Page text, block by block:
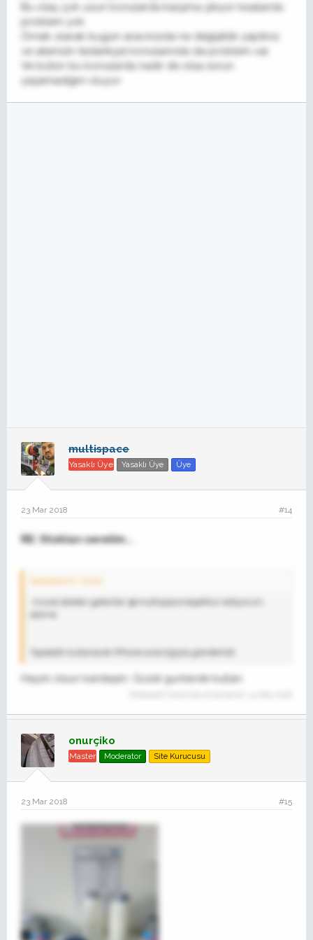
Bu olay çok uzun konularda karşıma çıkıyor kısalarda
problem yok
Örnek olarak bugün aracınızda ne değişiklik yaptınız
ve ailenizin tedarikçisi konularında da problem var
Ve bütün bu konularda nadir de olsa sorun
yaşamadığım oluyor
multispace
Yasaklı Üye Yasaklı Üye Üye
23 Mar 2018 #14
RE: Stokları serelim...
Geistreichz' Alıntı:
murat abiden gelenler @multispace teşekkür ediyorum
abime
Tapatalk kullanarak iPhone aracılığıyla gönderildi
Hayırlı olsun kardeşim. Güzel gunlerde kullan
onurçiko
Master Moderator Site Kurucusu
23 Mar 2018 #15